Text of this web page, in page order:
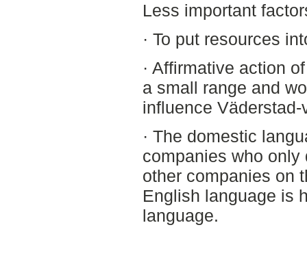
Less important
· To put resources
· Affirmative action
a small range and
influence Väderstad-
· The domestic
companies who only
other companies on
English language is
language.